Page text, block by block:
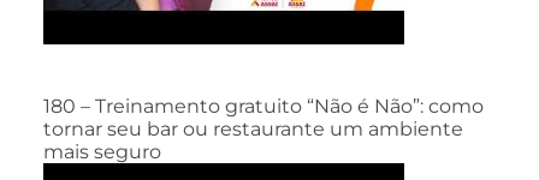
180 – Treinamento gratuito “Não é Não”: como
tornar seu bar ou restaurante um ambiente
mais seguro